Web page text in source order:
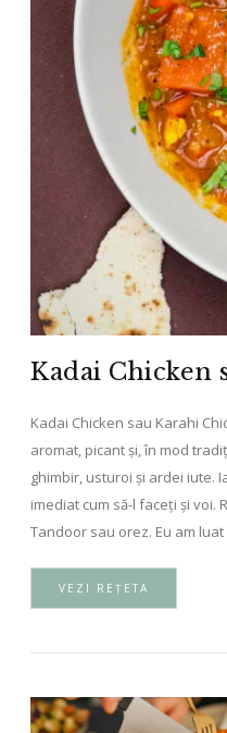
Kadai Chicken
Kadai Chicken sau Karahi
aromat, picant și, în mod
ghimbir, usturoi și ardei iute.
imediat cum să-l faceți și voi.
Tandoor sau orez. Eu am
VEZI REȚETA